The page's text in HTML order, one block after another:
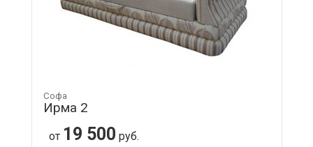
Софа
Ирма 2
от 19 500 руб.